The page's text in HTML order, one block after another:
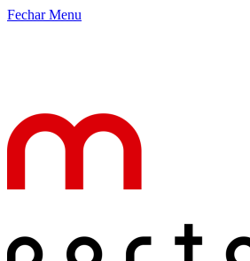
Fechar Menu